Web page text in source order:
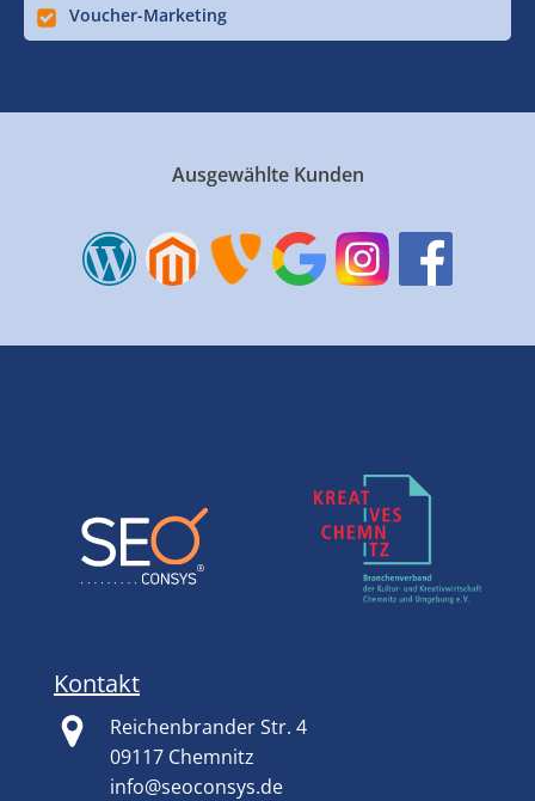
Voucher-Marketing
Ausgewählte Kunden
Kontakt
Reichenbrander Str. 4
09117 Chemnitz
info@seoconsys.de